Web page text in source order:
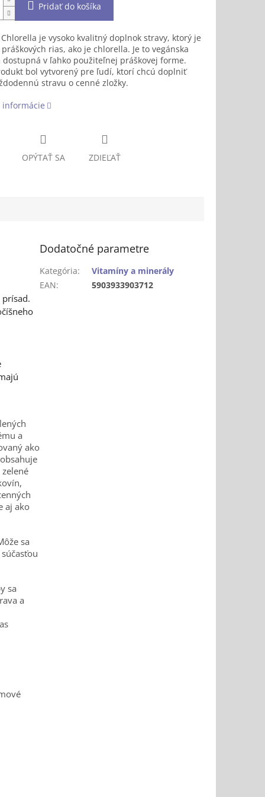
Pridať do košíka
je vysoko kvalitný doplnok stravy, ktorý je
rias, ako je chlorella. Je to vegánska
dostupná v ľahko použiteľnej práškovej forme.
bol vytvorený pre ľudí, ktorí chcú doplniť
stravu o cenné zložky.
informácie
OPÝTAŤ SA ZDIEĽAŤ
a
ako
aj ako
sa
sa
a
Dodatočné parametre
Kategória:
Vitamíny a minerály
EAN: 5903933903712